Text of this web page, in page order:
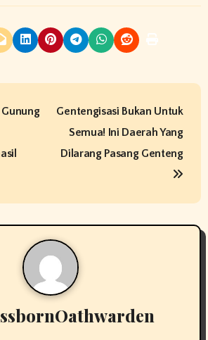
Gunung
Gentengisasi Bukan Untuk
Semua! Ini Daerah Yang
Dilarang Pasang Genteng